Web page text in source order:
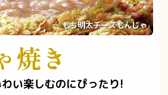
もち明太チーズもんじゃ
焼き
い楽しむのにぴったり!